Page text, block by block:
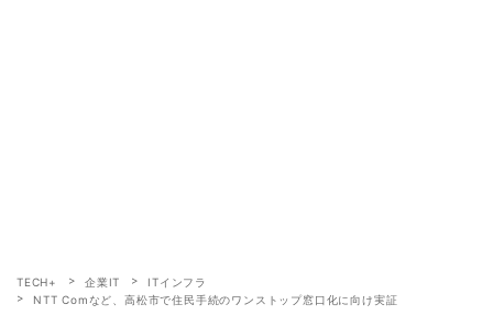
TECH+ 企業IT
ITインフラ
NTT Comなど、高松市で住民手続のワンストップ窓口化に向け実証